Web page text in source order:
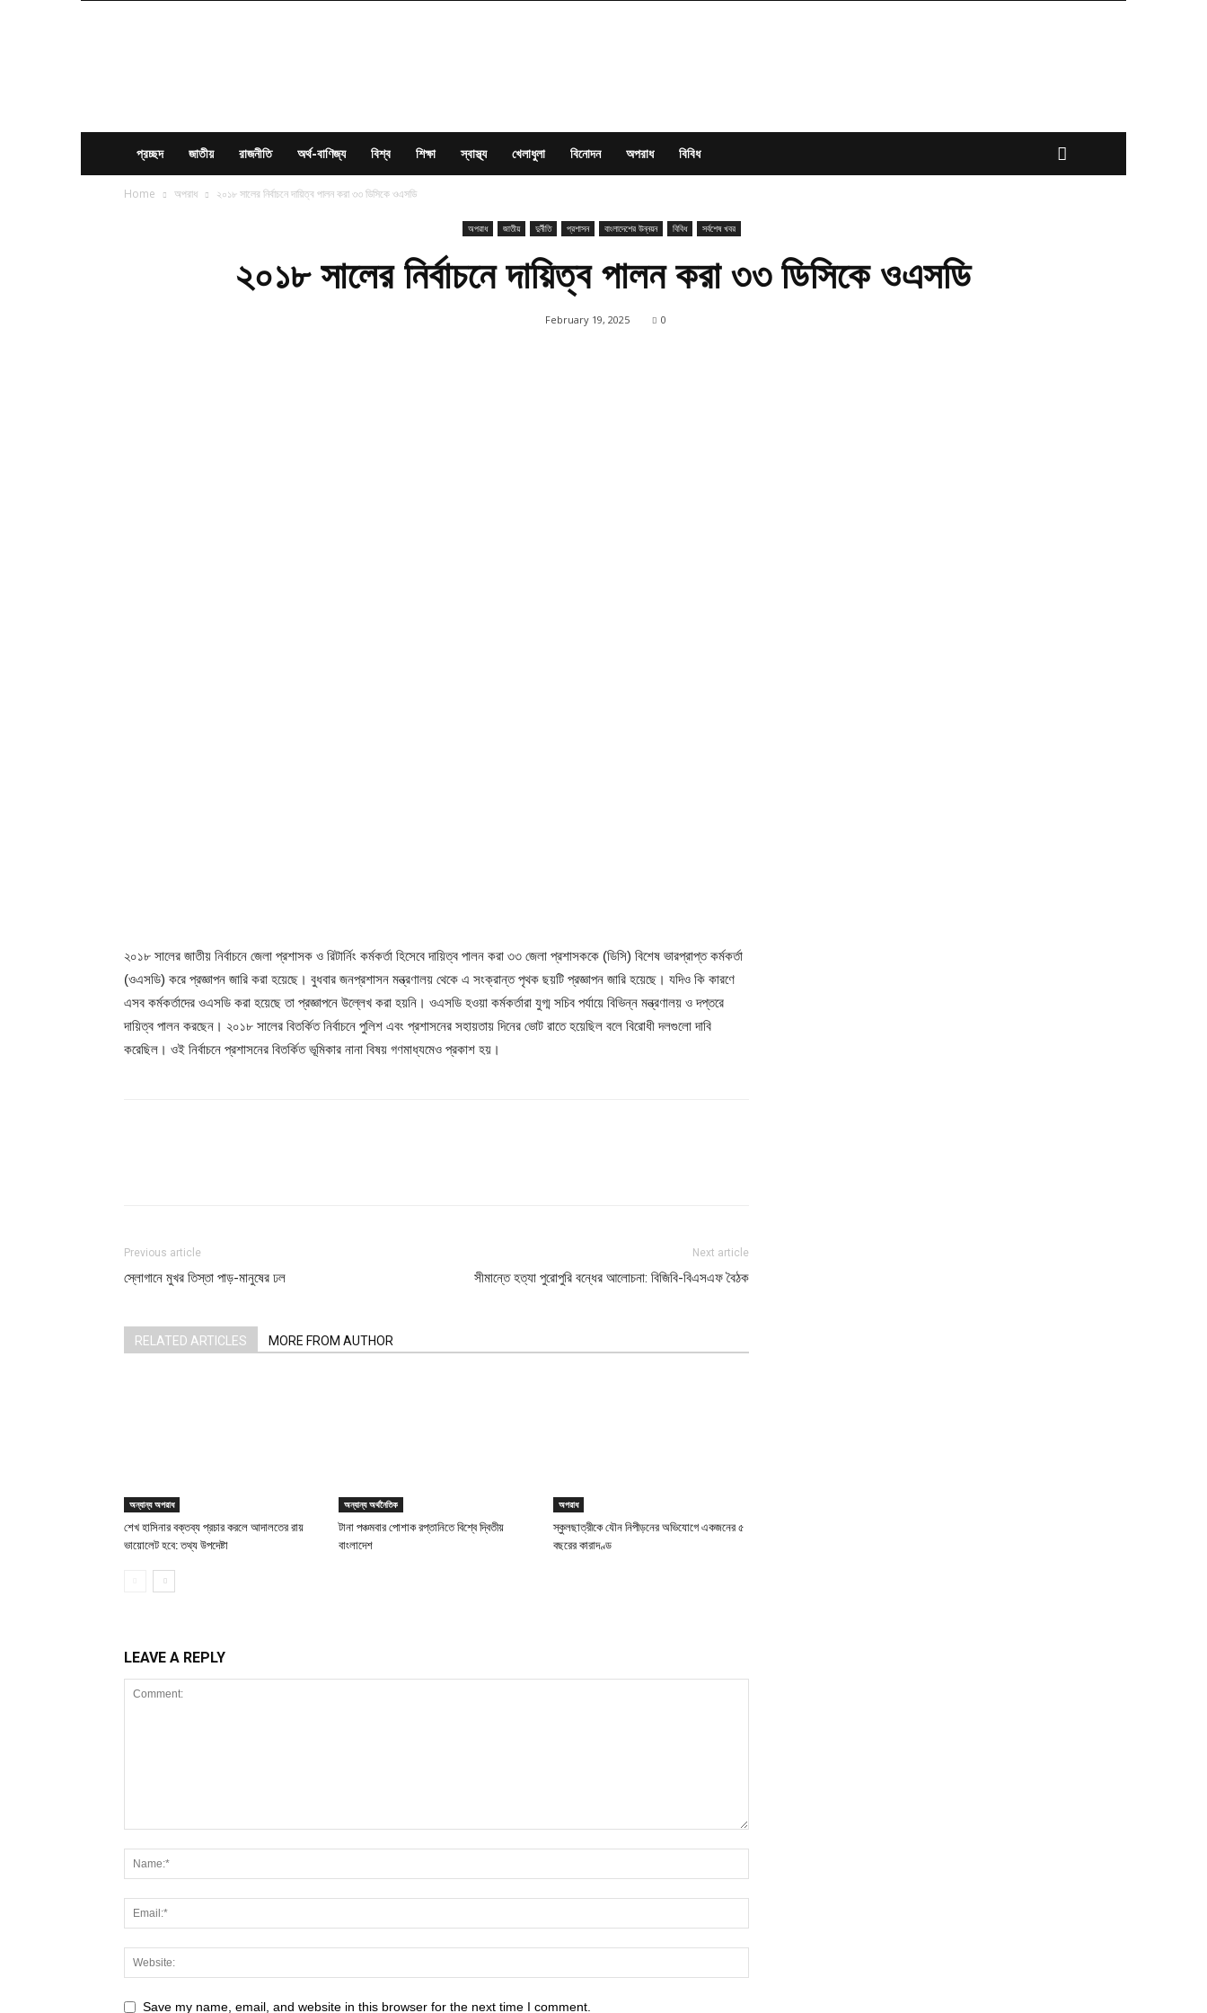
প্রচ্ছদ জাতীয় রাজনীতি অর্থ-বাণিজ্য বিশ্ব শিক্ষা স্বাস্থ্য খেলাধুলা বিনোদন অপরাধ বিবিধ
Home অপরাধ ২০১৮ সালের নির্বাচনে দায়িত্ব পালন করা ৩৩ ডিসিকে ওএসডি
অপরাধ জাতীয় দুর্নীতি প্রশাসন বাংলাদেশের উন্নয়ন বিবিধ সর্বশেষ খবর
২০১৮ সালের নির্বাচনে দায়িত্ব পালন করা ৩৩ ডিসিকে ওএসডি
February 19, 2025 0
২০১৮ সালের জাতীয় নির্বাচনে জেলা প্রশাসক ও রিটার্নিং কর্মকর্তা হিসেবে দায়িত্ব পালন করা ৩৩ জেলা প্রশাসককে (ডিসি) বিশেষ ভারপ্রাপ্ত কর্মকর্তা
(ওএসডি) করে প্রজ্ঞাপন জারি করা হয়েছে। বুধবার জনপ্রশাসন মন্ত্রণালয় থেকে এ সংক্রান্ত পৃথক ছয়টি প্রজ্ঞাপন জারি হয়েছে। যদিও কি কারণে
এসব কর্মকর্তাদের ওএসডি করা হয়েছে তা প্রজ্ঞাপনে উল্লেখ করা হয়নি। ওএসডি হওয়া কর্মকর্তারা যুগ্ম সচিব পর্যায়ে বিভিন্ন মন্ত্রণালয় ও দপ্তরে
দায়িত্ব পালন করছেন। ২০১৮ সালের বিতর্কিত নির্বাচনে পুলিশ এবং প্রশাসনের সহায়তায় দিনের ভোট রাতে হয়েছিল বলে বিরোধী দলগুলো দাবি
করেছিল। ওই নির্বাচনে প্রশাসনের বিতর্কিত ভূমিকার নানা বিষয় গণমাধ্যমেও প্রকাশ হয়।
Previous article
স্লোগানে মুখর তিস্তা পাড়-মানুষের ঢল
Next article
সীমান্তে হত্যা পুরোপুরি বন্ধের আলোচনা: বিজিবি-বিএসএফ বৈঠক
RELATED ARTICLES MORE FROM AUTHOR
অন্যান্য অপরাধ
শেখ হাসিনার বক্তব্য প্রচার করলে আদালতের রায়
ভায়োলেট হবে: তথ্য উপদেষ্টা
অন্যান্য অর্থনৈতিক
টানা পঞ্চমবার পোশাক রপ্তানিতে বিশ্বে দ্বিতীয়
বাংলাদেশ
অপরাধ
স্কুলছাত্রীকে যৌন নিপীড়নের অভিযোগে একজনের ৫
বছরের কারাদণ্ড
LEAVE A REPLY
Save my name, email, and website in this browser for the next time I comment.